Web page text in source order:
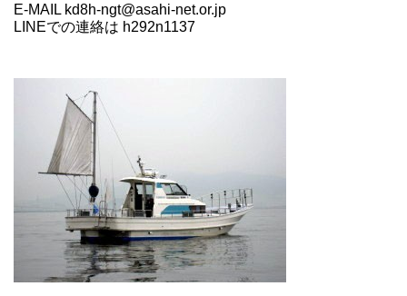
E-MAIL kd8h-ngt@asahi-net.or.jp
LINEでの連絡は h292n1137